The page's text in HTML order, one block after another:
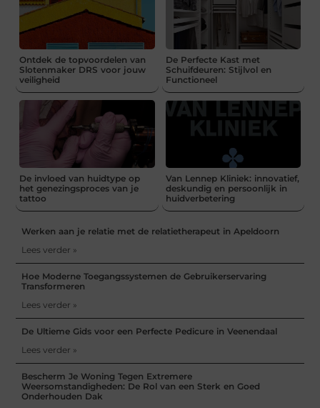
Ontdek de topvoordelen van
Slotenmaker DRS voor jouw
veiligheid
De Perfecte Kast met
Schuifdeuren: Stijlvol en
Functioneel
De invloed van huidtype op
het genezingsproces van je
tattoo
Van Lennep Kliniek: innovatief,
deskundig en persoonlijk in
huidverbetering
Werken aan je relatie met de relatietherapeut in Apeldoorn
Lees verder »
Hoe Moderne Toegangssystemen de Gebruikerservaring
Transformeren
Lees verder »
De Ultieme Gids voor een Perfecte Pedicure in Veenendaal
Lees verder »
Bescherm Je Woning Tegen Extremere
Weersomstandigheden: De Rol van een Sterk en Goed
Onderhouden Dak